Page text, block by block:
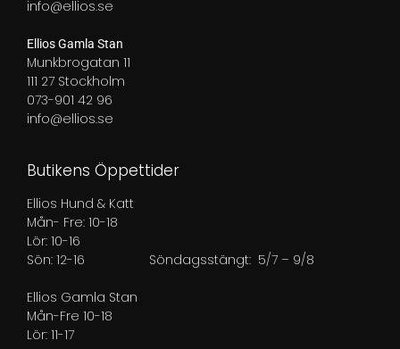
info@ellios.se
Ellios Gamla Stan
Munkbrogatan 11
111 27 Stockholm
073-901 42 96
info@ellios.se
Butikens Öppettider
Ellios Hund & Katt
Mån- Fre: 10-18
Lör: 10-16
Sön: 12-16 Söndagsstängt: 5/7 – 9/8
Ellios Gamla Stan
Mån-Fre 10-18
Lör: 11-17